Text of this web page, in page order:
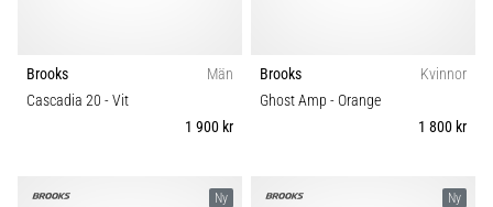
och
behandling
skarp
Brooks
Män
Cascadia 20 - Vit
1 900 kr
Brooks
Kvinnor
Ghost Amp - Orange
1 800 kr
Ny Ny